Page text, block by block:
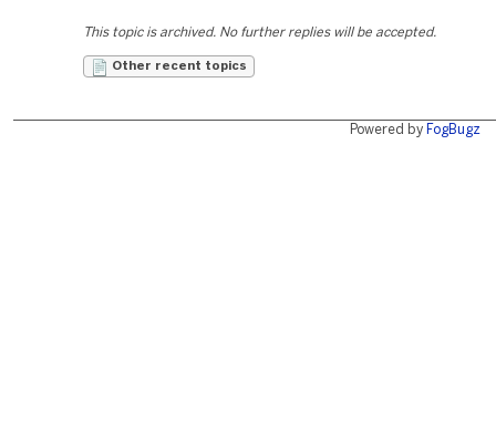
This topic is archived. No further replies will be accepted.
Other recent topics
Powered by FogBugz